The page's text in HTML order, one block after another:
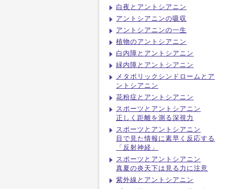
白夜とアントシアニン
アントシアニンの吸収
アントシアニンの一生
植物のアントシアニン
白内障とアントシアニン
緑内障とアントシアニン
メタボリックシンドロームとア
ントシアニン
花粉症とアントシアニン
スポーツとアントシアニン
正しく距離を測る深視力
スポーツとアントシアニン
目で見た情報に素早く反応する
「反射神経」
スポーツとアントシアニン
真夏の炎天下は見る力に注意
紫外線とアントシアニン